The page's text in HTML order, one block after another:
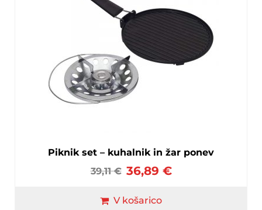
Piknik set – kuhalnik in žar ponev
39,11€ 36,89 €
V košarico